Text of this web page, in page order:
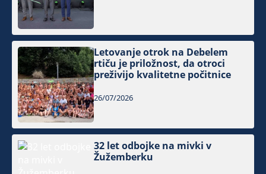
Letovanje otrok na Debelem
rtiču je priložnost, da otroci
preživijo kvalitetne počitnice
26/07/2026
32 let odbojke na mivki v
Žužemberku